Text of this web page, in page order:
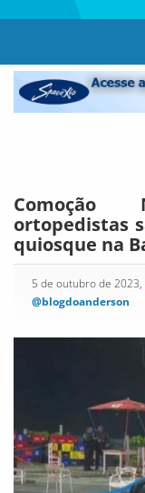
ortopedistas
quiosque na
5 de outubro de 2023,
@blogdoanderson